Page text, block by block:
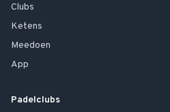
Clubs
Ketens
Meedoen
App
Padelclubs